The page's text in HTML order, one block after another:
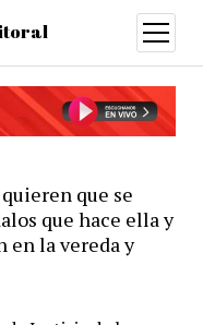
open
menu
que se
que hace ella y
en la vereda y